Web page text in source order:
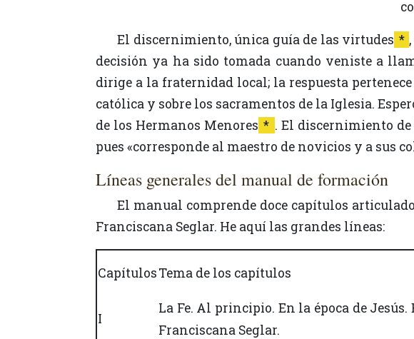
El discernimiento, única guía de las virtudes *
decisión ya ha sido tomada cuando veniste a
dirige a la fraternidad local; la respuesta pertenece
católica y sobre los sacramentos de la Iglesia.
de los Hermanos Menores * . El discernimiento
pues «corresponde al maestro de novicios y a sus
Líneas generales del manual de formación
El manual comprende doce capítulos articulados en torno a temas frecuentemente encontrados en la Regla de la Orden
Franciscana Seglar. He aquí las grandes líneas:
CapítulosTema de los capítulos
I
La Fe. Al principio. En la época de
Franciscana Seglar.